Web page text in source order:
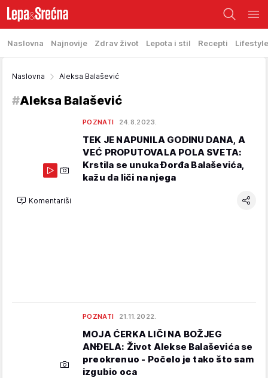
Naslovna Najnovije Zdrav život Lepota i stil Recepti Lifestyle
Naslovna Aleksa Balašević
#Aleksa Balašević
POZNATI 24.8.2023.
TEK JE NAPUNILA GODINU DANA, A
VEĆ PROPUTOVALA POLA SVETA:
Krstila se unuka Đorđa Balaševića,
kažu da liči na njega
Komentariši
POZNATI 21.11.2022.
MOJA ĆERKA LIČI NA BOŽJEG
ANĐELA: Život Alekse Balaševića se
preokrenuo - Počelo je tako što sam
izgubio oca